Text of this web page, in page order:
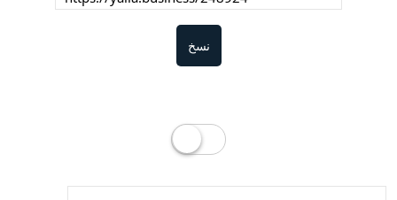
نسخ